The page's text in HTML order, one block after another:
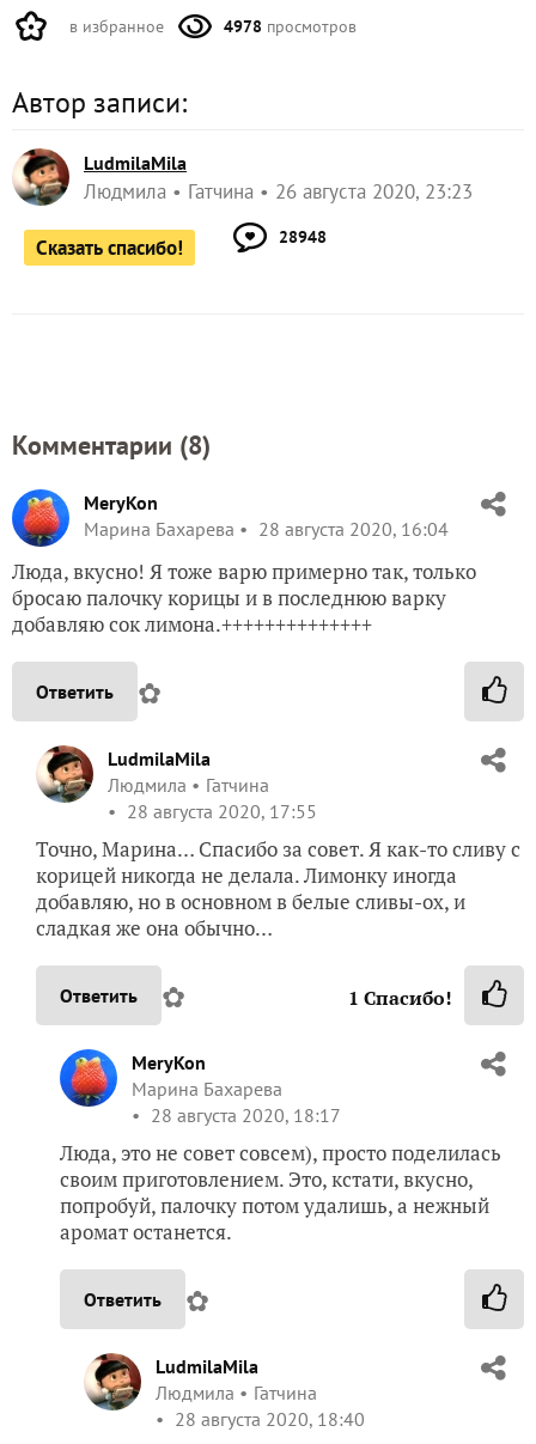
в избранное 4978 просмотров
Автор записи:
LudmilaMila
Людмила Гатчина 26 августа 2020, 23:23
Сказать спасибо! 28948
Комментарии (8)
MeryKon
Марина Бахарева
28 августа 2020, 16:04
Люда, вкусно! Я тоже варю примерно так, только
бросаю палочку корицы и в последнюю варку
добавляю сок лимона.++++++++++++++
Ответить ✿
LudmilaMila
Людмила
Гатчина
28 августа 2020, 17:55
Точно, Марина… Спасибо за совет. Я как-то сливу с
корицей никогда не делала. Лимонку иногда
добавляю, но в основном в белые сливы-ох, и
сладкая же она обычно…
Ответить ✿ 1 Спасибо!
MeryKon
Марина Бахарева
28 августа 2020, 18:17
Люда, это не совет совсем), просто поделилась
своим приготовлением. Это, кстати, вкусно,
попробуй, палочку потом удалишь, а нежный
аромат останется.
Ответить ✿
LudmilaMila
Людмила
Гатчина
28 августа 2020, 18:40